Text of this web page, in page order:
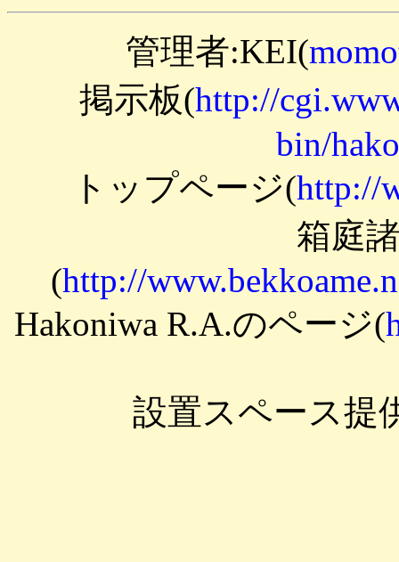
管理者:KEI(
掲示板(http://
bin/
トップページ(http://
箱庭
(http://
Hakoniwa R.A.のページ(
設置スペース提